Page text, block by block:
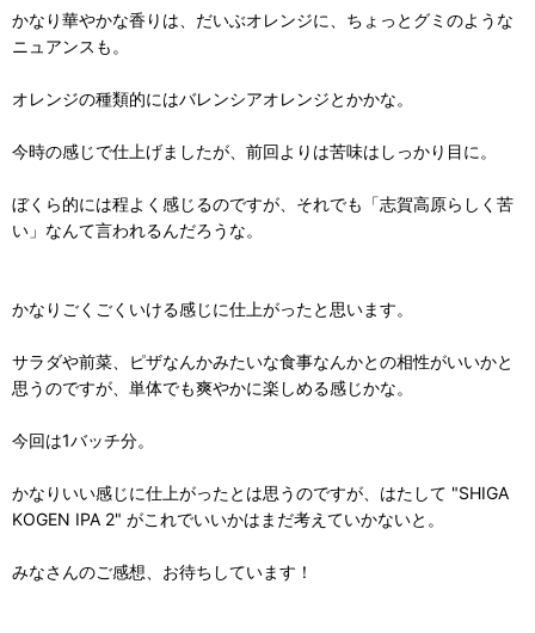
かなり華やかな香りは、だいぶオレンジに、ちょっとグミのような
ニュアンスも。
オレンジの種類的にはバレンシアオレンジとかかな。
今時の感じで仕上げましたが、前回よりは苦味はしっかり目に。
ぼくら的には程よく感じるのですが、それでも「志賀高原らしく苦
い」なんて言われるんだろうな。
かなりごくごくいける感じに仕上がったと思います。
サラダや前菜、ピザなんかみたいな食事なんかとの相性がいいかと
思うのですが、単体でも爽やかに楽しめる感じかな。
今回は1バッチ分。
かなりいい感じに仕上がったとは思うのですが、はたして "SHIGA
KOGEN IPA 2" がこれでいいかはまだ考えていかないと。
みなさんのご感想、お待ちしています！